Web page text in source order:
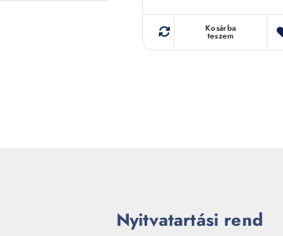
Kosárba
teszem
Nyitvatartási rend